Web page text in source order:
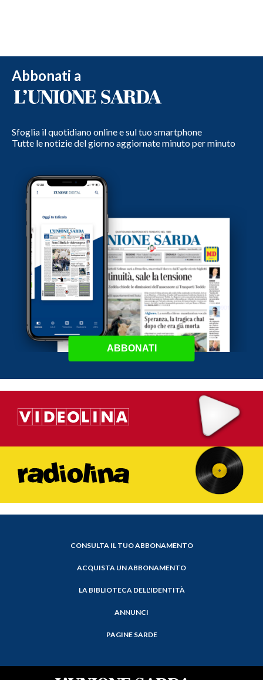
Abbonati a
Sfoglia il quotidiano online e sul tuo smartphone
Tutte le notizie del giorno aggiornate minuto per minuto
ABBONATI
CONSULTA IL TUO ABBONAMENTO
ACQUISTA UN ABBONAMENTO
LA BIBLIOTECA DELL'IDENTITÀ
ANNUNCI
PAGINE SARDE